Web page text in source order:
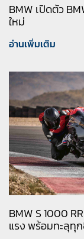
BMW เปิดตัว
ใหม่
อ่านเพิ่มเติม
BMW S 1000
แรง พร้อมทะลุทุ